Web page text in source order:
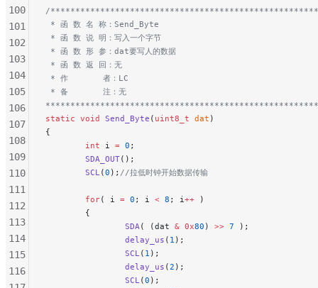
/
* 函 数 名 称：Send_Byte
* 函 数 说 明：写入一个字节
* 函 数 形 参：dat要写人的数据
* 函 数 返 回：无
* 作       者：LC
* 备       注：无
static void Send_Byte ( uint8_t dat )
{
        int
i = 0 ;
        SDA_OUT
();
        SCL
(0 ); //拉低时钟开始数据传输
        for
( i = 0 ; i < 8 ; i++ )
        {
                SDA
( (dat & 0x80 ) >> 7 );
                delay_us
( 1 );
                SCL
( 1 );
                delay_us
(2 );
                SCL
(0 );
100
101
102
103
104
105
106
107
108
109
110
111
112
113
114
115
116